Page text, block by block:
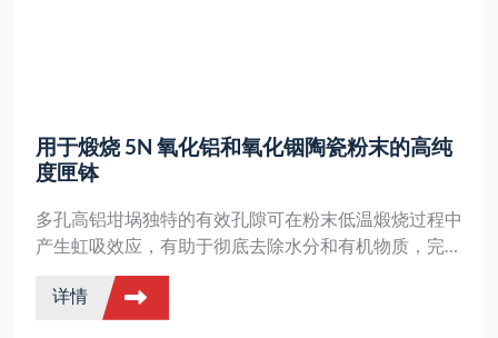
用于煅烧 5N 氧化铝和氧化铟陶瓷粉末的高纯
度匣钵
多孔高铝坩埚独特的有效孔隙可在粉末低温煅烧过程中
产生虹吸效应，有助于彻底去除水分和有机物质，完全
适应高纯度陶瓷粉末的煅烧需求。
详情